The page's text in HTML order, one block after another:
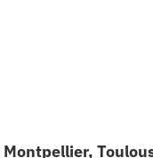
Montpellier,